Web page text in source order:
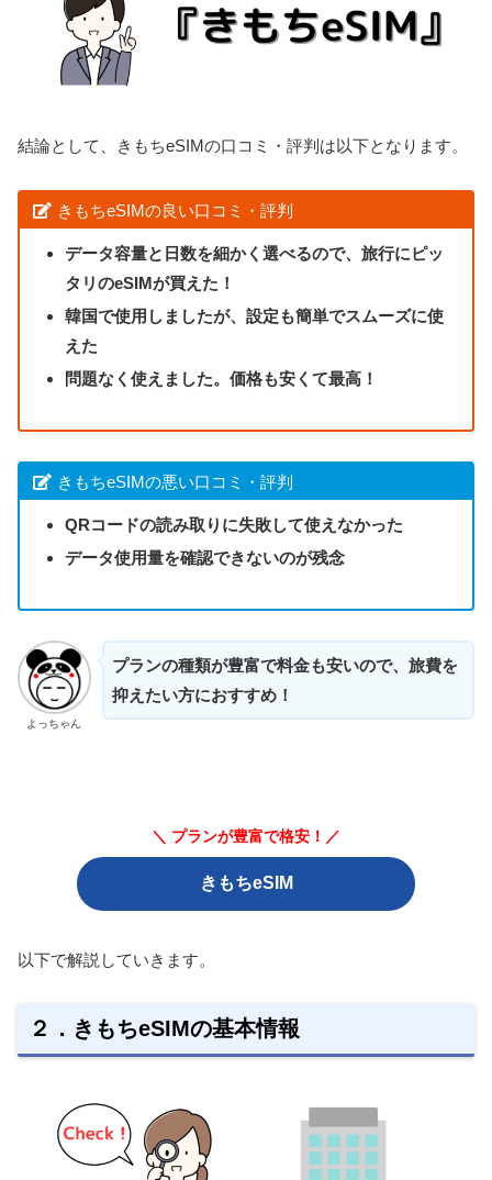
結論として、きもちeSIMの口コミ・評判は以下となります。
きもちeSIMの良い口コミ・評判
データ容量と日数を細かく選べるので、旅行にピッ
タリのeSIMが買えた！
韓国で使用しましたが、設定も簡単でスムーズに使
えた
問題なく使えました。価格も安くて最高！
きもちeSIMの悪い口コミ・評判
QRコードの読み取りに失敗して使えなかった
データ使用量を確認できないのが残念
よっちゃん
プランの種類が豊富で料金も安いので、旅費を
抑えたい方におすすめ！
＼ プランが豊富で格安！／
きもちeSIM
以下で解説していきます。
２．きもちeSIMの基本情報